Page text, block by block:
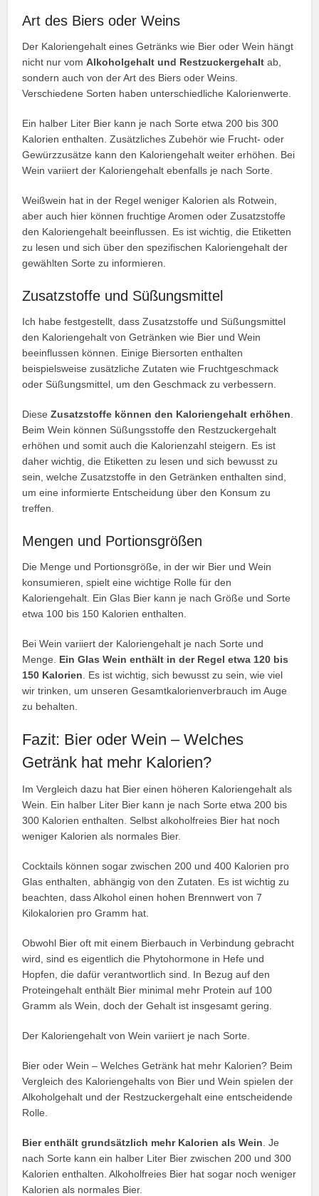
Art des Biers oder Weins
Der Kaloriengehalt eines Getränks wie Bier oder Wein hängt
nicht nur vomAlkoholgehalt und Restzuckergehalt ab,
sondern auch von der Art des Biers oder Weins.
Verschiedene Sorten haben unterschiedliche Kalorienwerte.
Ein halber Liter Bier kann je nach Sorte etwa 200 bis 300
Kalorien enthalten. Zusätzliches Zubehör wie Frucht- oder
Gewürzzusätze kann den Kaloriengehalt weiter erhöhen. Bei
Wein variiert der Kaloriengehalt ebenfalls je nach Sorte.
Weißwein hat in der Regel weniger Kalorien als Rotwein,
aber auch hier können fruchtige Aromen oder Zusatzstoffe
den Kaloriengehalt beeinflussen. Es ist wichtig, die Etiketten
zu lesen und sich über den spezifischen Kaloriengehalt der
gewählten Sorte zu informieren.
Zusatzstoffe und Süßungsmittel
Ich habe festgestellt, dass Zusatzstoffe und Süßungsmittel
den Kaloriengehalt von Getränken wie Bier und Wein
beeinflussen können. Einige Biersorten enthalten
beispielsweise zusätzliche Zutaten wie Fruchtgeschmack
oder Süßungsmittel, um den Geschmack zu verbessern.
DieseZusatzstoffe können den Kaloriengehalt erhöhen
Beim Wein können Süßungsstoffe den Restzuckergehalt
erhöhen und somit auch die Kalorienzahl steigern. Es ist
daher wichtig, die Etiketten zu lesen und sich bewusst zu
sein, welche Zusatzstoffe in den Getränken enthalten sind,
um eine informierte Entscheidung über den Konsum zu
treffen.
Mengen und Portionsgrößen
Die Menge und Portionsgröße, in der wir Bier und Wein
konsumieren, spielt eine wichtige Rolle für den
Kaloriengehalt. Ein Glas Bier kann je nach Größe und Sorte
etwa 100 bis 150 Kalorien enthalten.
Bei Wein variiert der Kaloriengehalt je nach Sorte und
Menge. Ein Glas Wein enthält in der Regel etwa 120 bis
150 Kalorien . Es ist wichtig, sich bewusst zu sein, wie viel
wir trinken, um unseren Gesamtkalorienverbrauch im Auge
zu behalten.
Fazit: Bier oder Wein – Welches
Getränk hat mehr Kalorien?
Im Vergleich dazu hat Bier einen höheren Kaloriengehalt als
Wein. Ein halber Liter Bier kann je nach Sorte etwa 200 bis
300 Kalorien enthalten. Selbst alkoholfreies Bier hat noch
weniger Kalorien als normales Bier.
Cocktails können sogar zwischen 200 und 400 Kalorien pro
Glas enthalten, abhängig von den Zutaten. Es ist wichtig zu
beachten, dass Alkohol einen hohen Brennwert von 7
Kilokalorien pro Gramm hat.
Obwohl Bier oft mit einem Bierbauch in Verbindung gebracht
wird, sind es eigentlich die Phytohormone in Hefe und
Hopfen, die dafür verantwortlich sind. In Bezug auf den
Proteingehalt enthält Bier minimal mehr Protein auf 100
Gramm als Wein, doch der Gehalt ist insgesamt gering.
Der Kaloriengehalt von Wein variiert je nach Sorte.
Bier oder Wein – Welches Getränk hat mehr Kalorien? Beim
Vergleich des Kaloriengehalts von Bier und Wein spielen der
Alkoholgehalt und der Restzuckergehalt eine entscheidende
Rolle.
Bier enthält grundsätzlich mehr Kalorien als Wein . Je
nach Sorte kann ein halber Liter Bier zwischen 200 und 300
Kalorien enthalten. Alkoholfreies Bier hat sogar noch weniger
Kalorien als normales Bier.